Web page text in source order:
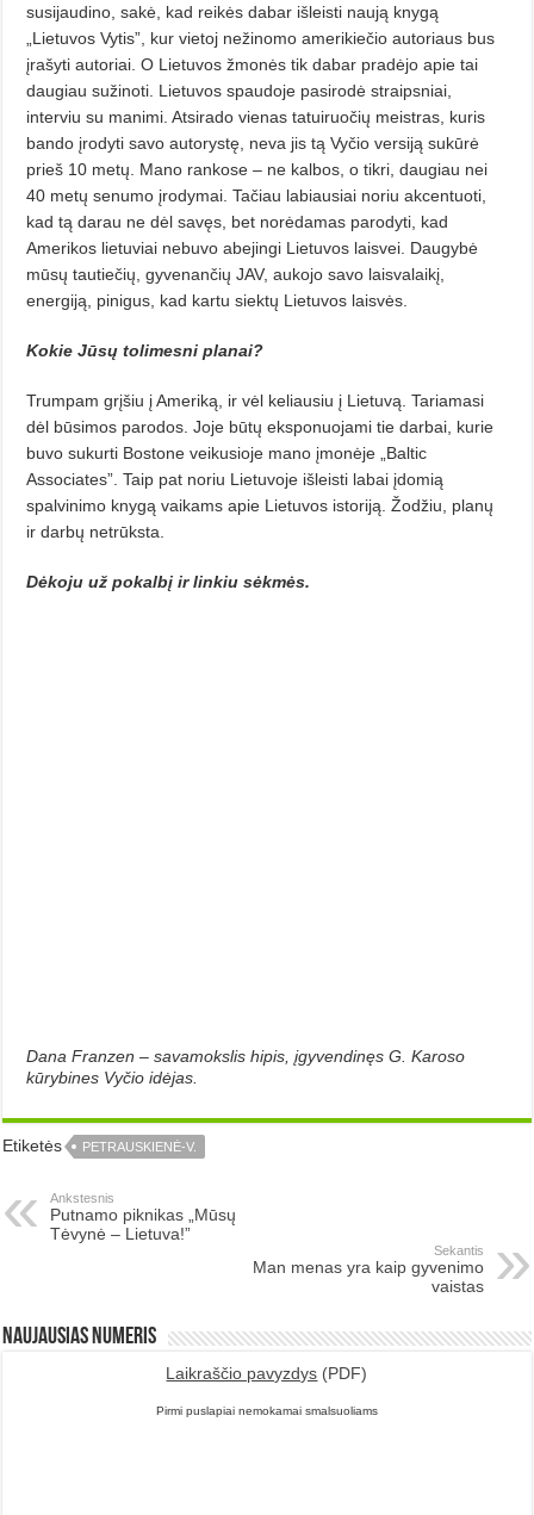
susijaudino, sakė, kad reikės dabar išleisti naują knygą
„Lietuvos Vytis”, kur vietoj nežinomo amerikiečio autoriaus bus
įrašyti autoriai. O Lietuvos žmonės tik dabar pradėjo apie tai
daugiau sužinoti. Lietuvos spaudoje pasirodė straipsniai,
interviu su manimi. Atsirado vienas tatuiruočių meistras, kuris
bando įrodyti savo autorystę, neva jis tą Vyčio versiją sukūrė
prieš 10 metų. Mano rankose – ne kalbos, o tikri, daugiau nei
40 metų senumo įrodymai. Tačiau labiausiai noriu akcentuoti,
kad tą darau ne dėl savęs, bet norėdamas parodyti, kad
Amerikos lietuviai nebuvo abejingi Lietuvos laisvei. Daugybė
mūsų tautiečių, gyvenančių JAV, aukojo savo laisvalaikį,
energiją, pinigus, kad kartu siektų Lietuvos laisvės.
Kokie Jūsų tolimesni planai?
Trumpam grįšiu į Ameriką, ir vėl keliausiu į Lietuvą. Tariamasi
dėl būsimos parodos. Joje būtų eksponuojami tie darbai, kurie
buvo sukurti Bostone veikusioje mano įmonėje „Baltic
Associates”. Taip pat noriu Lietuvoje išleisti labai įdomią
spalvinimo knygą vaikams apie Lietuvos istoriją. Žodžiu, planų
ir darbų netrūksta.
Dėkoju už pokalbį ir linkiu sėkmės.
Dana Franzen – savamokslis hipis, įgyvendinęs G. Karoso
kūrybines Vyčio idėjas.
Etiketės PETRAUSKIENĖ-V.
Ankstesnis
Putnamo piknikas „Mūsų
Tėvynė – Lietuva!”
Sekantis
Man menas yra kaip gyvenimo
vaistas
Naujausias numeris
Laikraščio pavyzdys (PDF)
Pirmi puslapiai nemokamai smalsuoliams